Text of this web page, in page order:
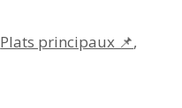
Plats principaux 📌,